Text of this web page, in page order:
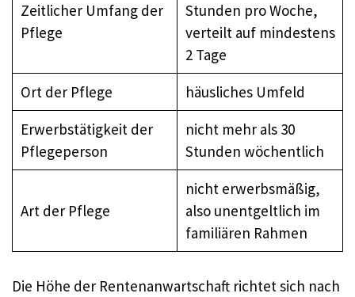
Zeitlicher Umfang der
Pflege
Stunden pro Woche,
verteilt auf mindestens
2 Tage
Ort der Pflege
häusliches Umfeld
Erwerbstätigkeit der
Pflegeperson
nicht mehr als 30
Stunden wöchentlich
Art der Pflege
nicht erwerbsmäßig,
also unentgeltlich im
familiären Rahmen
Die Höhe der Rentenanwartschaft richtet sich nach